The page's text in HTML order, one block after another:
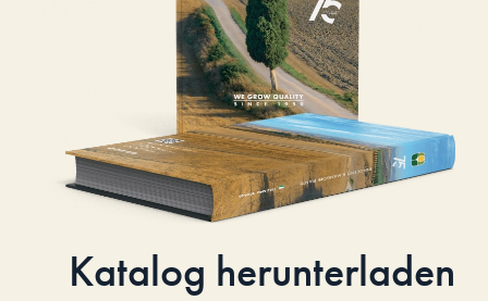
Katalog herunterladen